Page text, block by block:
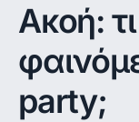
Ακοή:
party;